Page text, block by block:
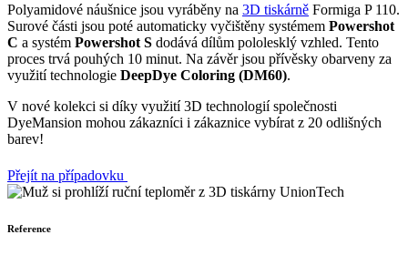
Polyamidové náušnice jsou vyráběny na 3D tiskárně Formiga P 110.
Surové části jsou poté automaticky vyčištěny systémem Powershot
C a systém Powershot S dodává dílům pololesklý vzhled. Tento
proces trvá pouhých 10 minut. Na závěr jsou přívěsky obarveny za
využití technologie DeepDye Coloring (DM60).
V nové kolekci si díky využití 3D technologií společnosti
DyeMansion mohou zákazníci i zákaznice vybírat z 20 odlišných
barev!
Přejít na případovku
Reference